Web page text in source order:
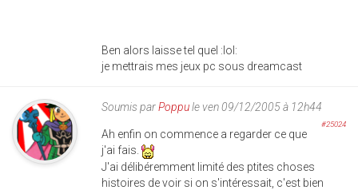
Ben alors laisse tel quel :lol:
je mettrais mes jeux pc sous dreamcast
Soumis parPoppule ven 09/12/2005 à 12h44
#25024
Ah enfin on commence a regarder ce que
j'ai fais.
J'ai délibéremment limité des ptites choses
histoires de voir si on s'intéressait, c'est bien